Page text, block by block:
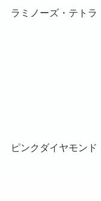
ラミノーズ・テトラ
ピンクダイヤモンド